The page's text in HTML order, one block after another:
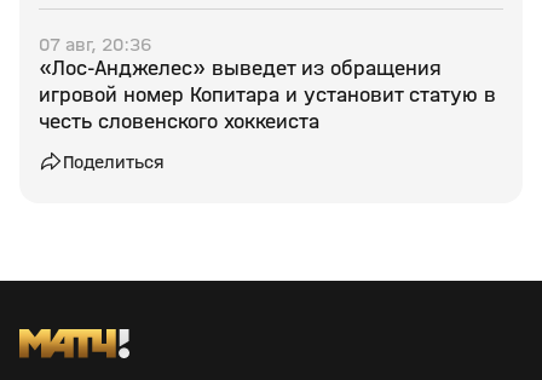
07 авг, 20:36
«Лос‑Анджелес» выведет из обращения
игровой номер Копитара и установит статую в
честь словенского хоккеиста
Поделиться